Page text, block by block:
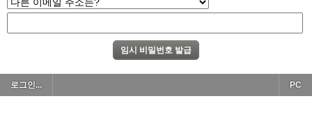
로그인... PC